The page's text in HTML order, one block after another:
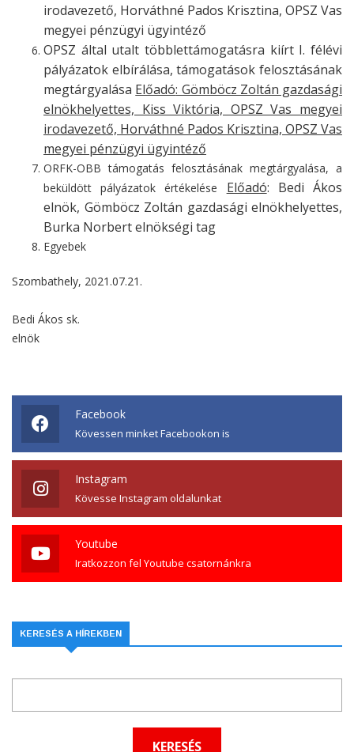
irodavezető, Horváthné Pados Krisztina, OPSZ Vas
megyei pénzügyi ügyintéző
OPSZ által utalt többlettámogatásra kiírt I. félévi
pályázatok elbírálása, támogatások felosztásának
megtárgyalása Előadó: Gömböcz Zoltán gazdasági
elnökhelyettes, Kiss Viktória, OPSZ Vas megyei
irodavezető, Horváthné Pados Krisztina, OPSZ Vas
megyei pénzügyi ügyintéző
ORFK-OBB támogatás felosztásának megtárgyalása, a
beküldött pályázatok értékelése Előadó: Bedi Ákos
elnök, Gömböcz Zoltán gazdasági elnökhelyettes,
Burka Norbert elnökségi tag
Egyebek
Szombathely, 2021.07.21.
Bedi Ákos sk.
elnök
Facebook
Kövessen minket Facebookon is
Instagram
Kövesse Instagram oldalunkat
Youtube
Iratkozzon fel Youtube csatornánkra
KERESÉS A HÍREKBEN